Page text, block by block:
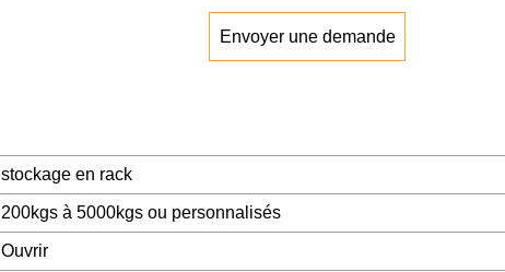
Envoyer une demande
stockage en rack
200kgs à 5000kgs ou personnalisés
Ouvrir